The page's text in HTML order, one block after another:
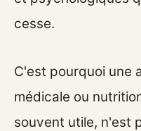
cesse.
C'est pourquoi une
médicale ou
souvent utile, n'est